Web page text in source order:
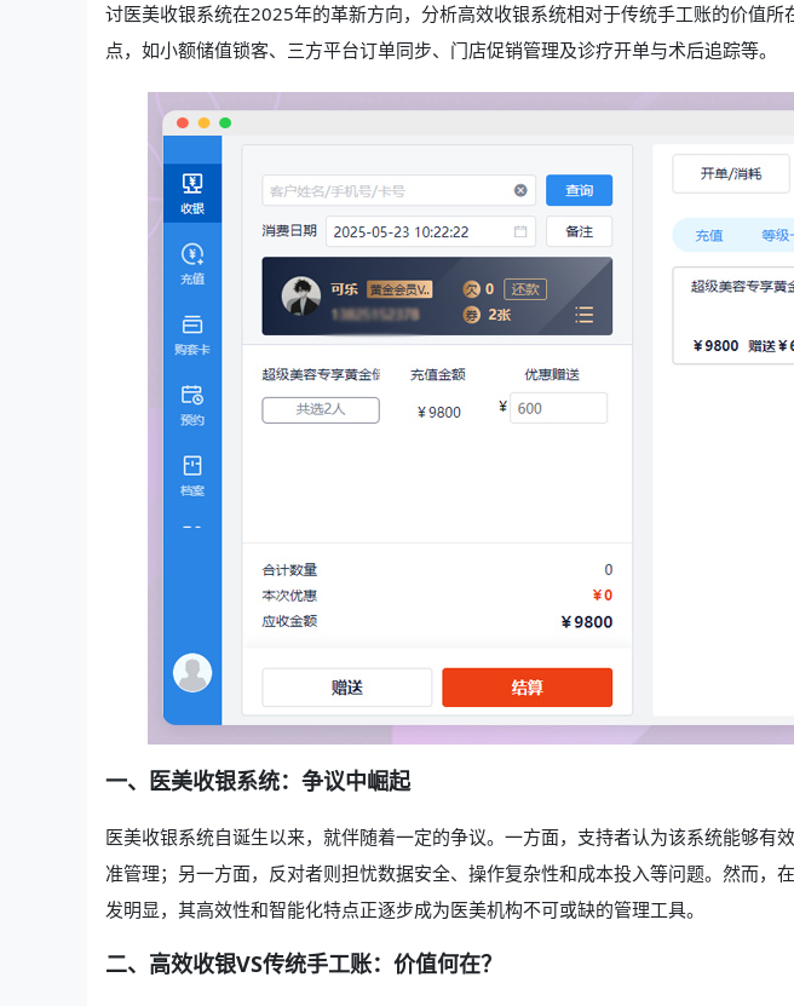
讨医美收银系统在2025年的革新方向，分析高效收银系统相对于传统手工账的价值
点，如小额储值锁客、三方平台订单同步、门店促销管理及诊疗开单与术后追踪等。
一、医美收银系统：争议中崛起
医美收银系统自诞生以来，就伴随着一定的争议。一方面，支持者认为该系统能够有
准管理；另一方面，反对者则担忧数据安全、操作复杂性和成本投入等问题。然而，
发明显，其高效性和智能化特点正逐步成为医美机构不可或缺的管理工具。
二、高效收银VS传统手工账：价值何在？